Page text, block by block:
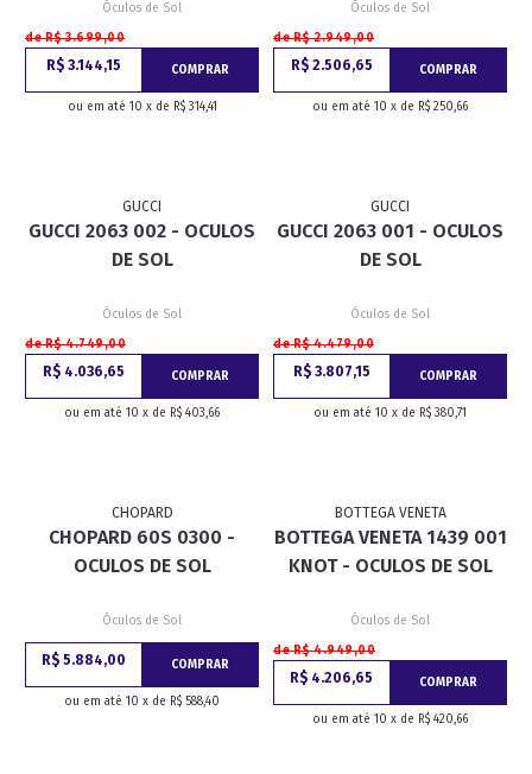
Óculos de Sol
de R$ 3.699,00
R$ 3.144,15 COMPRAR
ou em até 10 x de R$ 314,41
Óculos de Sol
de R$ 2.949,00
R$ 2.506,65 COMPRAR
ou em até 10 x de R$ 250,66
GUCCI
GUCCI 2063 002 - OCULOS
DE SOL
Óculos de Sol
de R$ 4.749,00
R$ 4.036,65 COMPRAR
ou em até 10 x de R$ 403,66
GUCCI
GUCCI 2063 001 - OCULOS
DE SOL
Óculos de Sol
de R$ 4.479,00
R$ 3.807,15 COMPRAR
ou em até 10 x de R$ 380,71
CHOPARD
CHOPARD 60S 0300 -
OCULOS DE SOL
Óculos de Sol
R$ 5.884,00 COMPRAR
ou em até 10 x de R$ 588,40
BOTTEGA VENETA
BOTTEGA VENETA 1439 001
KNOT - OCULOS DE SOL
Óculos de Sol
de R$ 4.949,00
R$ 4.206,65 COMPRAR
ou em até 10 x de R$ 420,66